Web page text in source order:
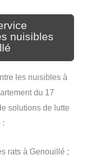
nuisibles
les nuisibles à
du 17
solutions de lutte
:
rats à Genouillé ;